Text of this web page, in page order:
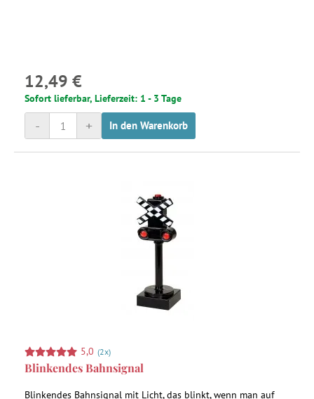
12,49 €
Sofort lieferbar, Lieferzeit: 1 - 3 Tage
+
- In den Warenkorb
5,0 (2x)
Blinkendes Bahnsignal
Blinkendes Bahnsignal mit Licht, das blinkt, wenn man auf